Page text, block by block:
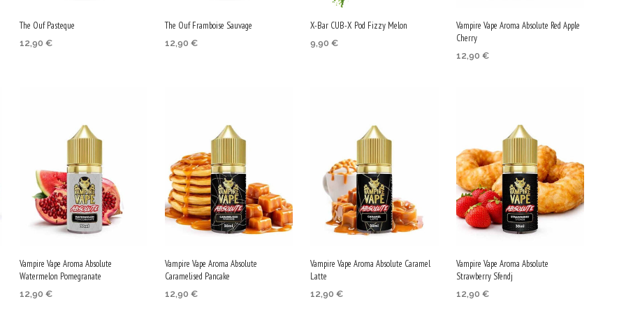
on
on
on
The Ouf Pasteque
12,90 €
The Ouf Framboise Sauvage
12,90 €
X-Bar CUB-X Pod Fizzy Melon
9,90€
multiple
variants.
The
options
may
be
chosen
the
Vampire Vape Aroma Absolute Red Apple
Cherry
12,90 €
Vampire Vape Aroma Absolute
Watermelon Pomegranate
12,90 €
Vampire Vape Aroma Absolute
Caramelised Pancake
12,90 €
Vampire Vape Aroma Absolute Caramel
Latte
12,90€
Vampire Vape Aroma Absolute
Strawberry Sfendj
12,90 €